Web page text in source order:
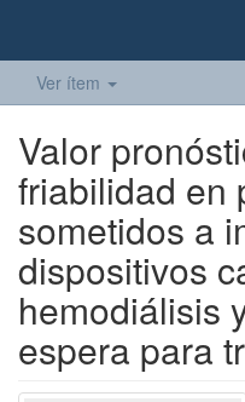
Ver ítem
Valor
friabilidad en
sometidos a
dispositivos
hemodiálisis
espera para